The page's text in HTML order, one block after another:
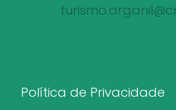
Política de Privacidade